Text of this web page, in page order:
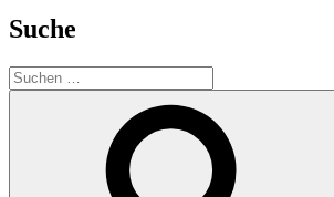
Suche
Suche
nach: